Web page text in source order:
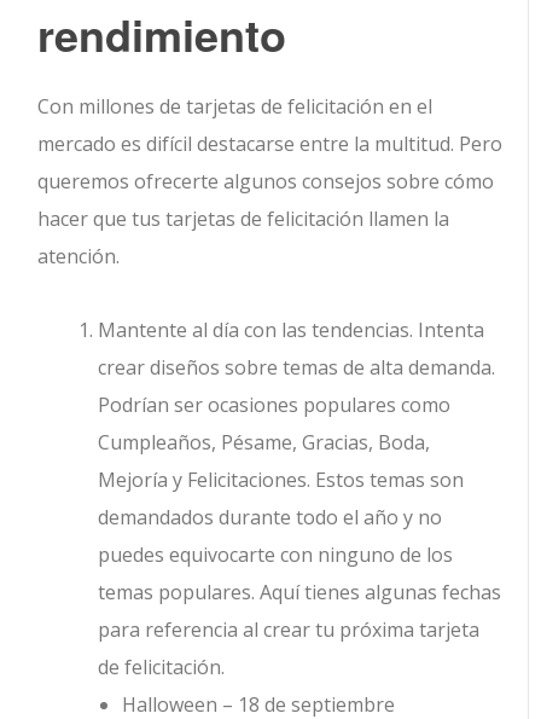
rendimiento
Con millones de tarjetas de felicitación en el
mercado es difícil destacarse entre la multitud. Pero
queremos ofrecerte algunos consejos sobre cómo
hacer que tus tarjetas de felicitación llamen la
atención.
Mantente al día con las tendencias. Intenta
crear diseños sobre temas de alta demanda.
Podrían ser ocasiones populares como
Cumpleaños, Pésame, Gracias, Boda,
Mejoría y Felicitaciones. Estos temas son
demandados durante todo el año y no
puedes equivocarte con ninguno de los
temas populares. Aquí tienes algunas fechas
para referencia al crear tu próxima tarjeta
de felicitación.
Halloween – 18 de septiembre